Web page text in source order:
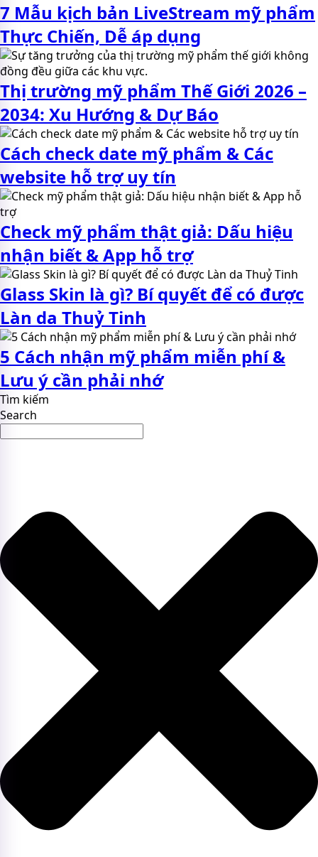
7 Mẫu kịch bản LiveStream mỹ phẩm
Thực Chiến, Dễ áp dụng
Thị trường mỹ phẩm Thế Giới 2026 –
2034: Xu Hướng & Dự Báo
Cách check date mỹ phẩm & Các
website hỗ trợ uy tín
Check mỹ phẩm thật giả: Dấu hiệu
nhận biết & App hỗ trợ
Glass Skin là gì? Bí quyết để có được
Làn da Thuỷ Tinh
5 Cách nhận mỹ phẩm miễn phí &
Lưu ý cần phải nhớ
Tìm kiếm
Search